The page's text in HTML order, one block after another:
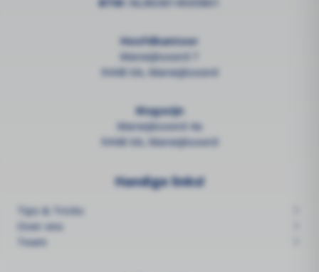
Hoofdkantoor
Marwijksoord 7
9448 XA, Marwijksoord
Magazijn
Marwijksoord 4a
9448 XA, Marwijksoord
Handige links!
Tips & Tricks
Over ons
Team